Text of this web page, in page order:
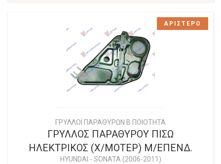
ΓΡΥΛΛΟΙ ΠΑΡΑΘΥΡΩΝ Β ΠΟΙΟΤΗΤΑ
ΓΡΥΛΛΟΣ ΠΑΡΑΘΥΡΟΥ ΠΙΣΩ
ΗΛΕΚΤΡΙΚΟΣ (X/ΜΟΤΕΡ) Μ/ΕΠΕΝΔ.
HYUNDAI - SONATA (2006-2011)
ΑΡΙΣΤΕΡΟ